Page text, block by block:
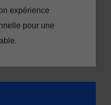
expérience
pour une